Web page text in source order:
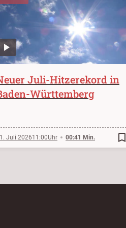
Juli-Hitzerekord in
Württemberg
Juli 202611:00 00:41 Min. bookmark_border